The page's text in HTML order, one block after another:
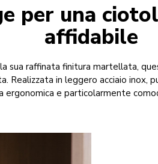
per una
affidabile
sua raffinata finitura martellata,
Realizzata in leggero acciaio inox,
e particolarmente